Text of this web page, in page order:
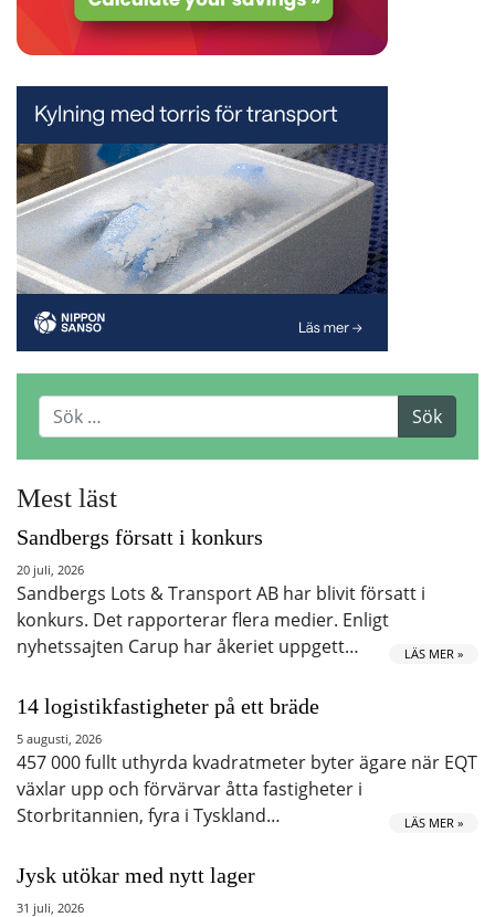
Mest läst
Sandbergs försatt i konkurs
20 juli, 2026
Sandbergs Lots & Transport AB har blivit försatt i
konkurs. Det rapporterar flera medier. Enligt
nyhetssajten Carup har åkeriet uppgett…
LÄS MER »
14 logistikfastigheter på ett bräde
5 augusti, 2026
457 000 fullt uthyrda kvadratmeter byter ägare när EQT
växlar upp och förvärvar åtta fastigheter i
Storbritannien, fyra i Tyskland…
LÄS MER »
Jysk utökar med nytt lager
31 juli, 2026